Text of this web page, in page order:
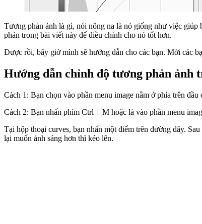
Tương phản ảnh là gì, nói nông na là nó giống như việc giúp
phản trong bài viết này để điều chỉnh cho nó tốt hơn.
Được rồi, bây giờ mình sẽ hướng dẫn cho các bạn. Mời các
Hướng dẫn chỉnh độ tương phản ảnh
Cách 1: Bạn chọn vào phần menu image nằm ở phía trên
Cách 2: Bạn nhấn phím Ctrl + M hoặc là vào phần menu
Tại hộp thoại curves, bạn nhấn một điểm trên đường dây.
lại muốn ảnh sáng hơn thì kéo lên.